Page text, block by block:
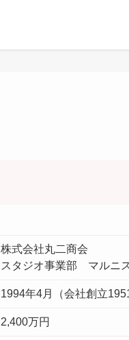
株式会社丸二商会
スタジオ事業部 マルニ
1994年4月（会社創立
2,400万円